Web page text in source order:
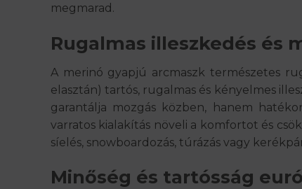
megmarad.
Rugalmas illeszkedés és
A merinó gyapjú arcmaszk természetes
elasztán)tartós, rugalmas és kényelmes
garantálja mozgás közben, hanem
varratos kialakítás növeli a komfortot és
síelés, snowboardozás, túrázás vagy
Minőség és tartósság